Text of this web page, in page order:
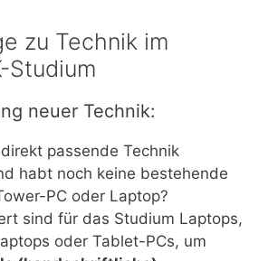
zu Technik im
Studium
neuer Technik:
passende Technik
habt noch keine bestehende
PC oder Laptop?
sind für das Studium Laptops,
oder Tablet-PCs, um